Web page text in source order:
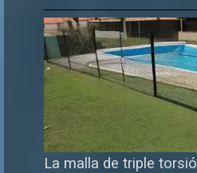
La malla de triple